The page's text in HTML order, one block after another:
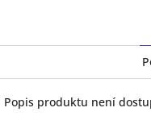
Popis produktu není